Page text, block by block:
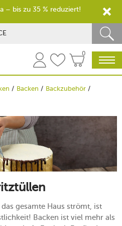
0
Backen
Backzubehör
gesamte Haus strömt, ist
Backen ist viel mehr als
– bis zu 35 % reduziert!